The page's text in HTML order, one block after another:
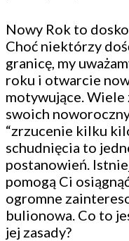
Nowy Rok to
Choć niektórzy
granicę, my
roku i otwarcie
motywujące. Wiele
swoich
“zrzucenie kilku
schudnięcia to
postanowień.
pomogą Ci
ogromne
bulionowa. Co to
jej zasady?